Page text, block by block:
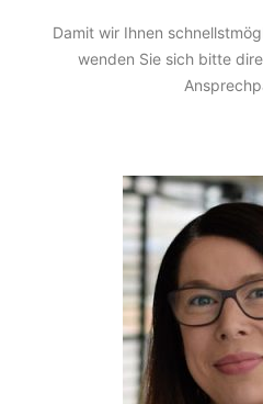
Damit wir Ihnen
wenden Sie sich bitte